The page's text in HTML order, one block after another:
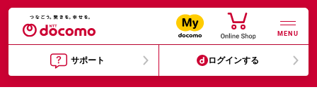
MENU
サポート ログインする